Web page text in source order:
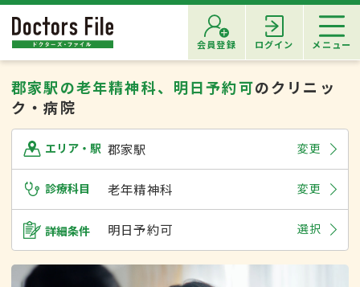
会員登録 ログイン メニュー
郡家駅の老年精神科、明日予約可のクリニッ
ク・病院
エリア・駅 郡家駅 変更
診療科目 老年精神科 変更
詳細条件 明日予約可 選択